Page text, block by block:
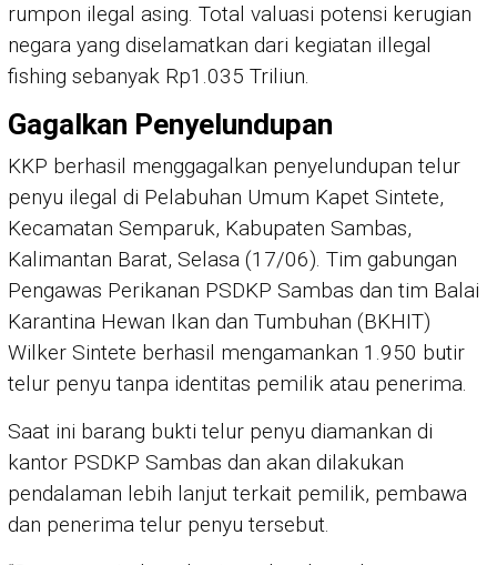
rumpon ilegal asing. Total valuasi potensi kerugian
negara yang diselamatkan dari kegiatan illegal
fishing sebanyak Rp1.035 Triliun.
Gagalkan Penyelundupan
KKP berhasil menggagalkan penyelundupan telur
penyu ilegal di Pelabuhan Umum Kapet Sintete,
Kecamatan Semparuk, Kabupaten Sambas,
Kalimantan Barat, Selasa (17/06). Tim gabungan
Pengawas Perikanan PSDKP Sambas dan tim Balai
Karantina Hewan Ikan dan Tumbuhan (BKHIT)
Wilker Sintete berhasil mengamankan 1.950 butir
telur penyu tanpa identitas pemilik atau penerima.
Saat ini barang bukti telur penyu diamankan di
kantor PSDKP Sambas dan akan dilakukan
pendalaman lebih lanjut terkait pemilik, pembawa
dan penerima telur penyu tersebut.